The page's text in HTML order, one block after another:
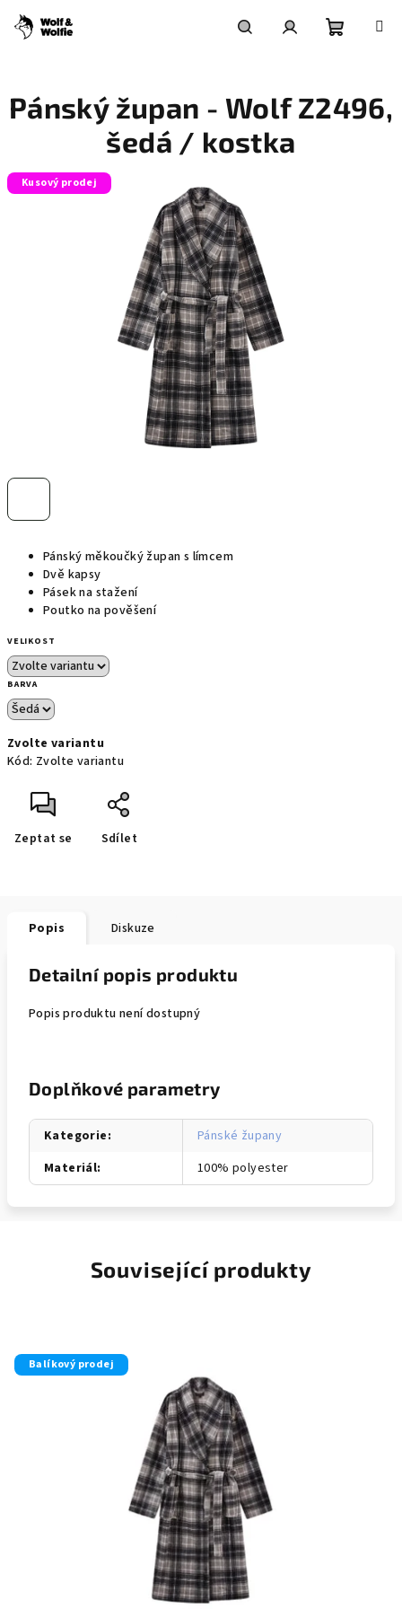
obsah
košík
Pánský měkoučký župan s límcem
Dvě kapsy
Pásek na stažení
Poutko na pověšení
VELIKOST
BARVA
Zvolte variantu
Kód: Zvolte variantu
Zeptat se Sdílet
Pánský župan - Wolf Z2496,
šedá / kostka
Kusový prodej
Popis Diskuze
Detailní popis produktu
Popis produktu není dostupný
Doplňkové parametry
Kategorie:
Pánské župany
Materiál: 100% polyester
Související produkty
Balíkový prodej